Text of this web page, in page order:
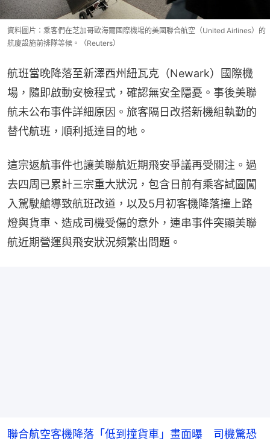
資料圖片：乘客們在芝加哥歐海爾國際機場的美國聯合航空（United Airlines）的
航廈設施前排隊等候。（Reuters）
航班當晚降落至新澤西州紐瓦克（Newark）國際機
場，隨即啟動安檢程式，確認無安全隱憂。事後美聯
航未公布事件詳細原因。旅客隔日改搭新機組執勤的
替代航班，順利抵達目的地。
這宗返航事件也讓美聯航近期飛安爭議再受關注。過
去四周已累計三宗重大狀況，包含日前有乘客試圖闖
入駕駛艙導致航班改道，以及5月初客機降落撞上路
燈與貨車、造成司機受傷的意外，連串事件突顯美聯
航近期營運與飛安狀況頻繁出問題。
聯合航空客機降落「低到撞貨車」畫面曝 司機驚恐